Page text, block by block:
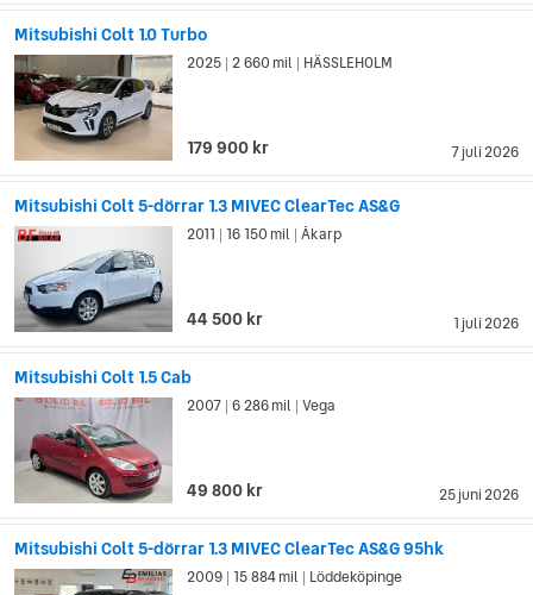
Mitsubishi Colt 1.0 Turbo
7 juli 2026
2025 2 660 mil HÄSSLEHOLM
179 900 kr
Mitsubishi Colt 5-dörrar 1.3 MIVEC ClearTec AS&G
1 juli 2026
2011 16 150 mil Åkarp
44 500 kr
Mitsubishi Colt 1.5 Cab
25 juni 2026
2007 6 286 mil Vega
49 800 kr
Mitsubishi Colt 5-dörrar 1.3 MIVEC ClearTec AS&G 95hk
2009 15 884 mil Löddeköpinge